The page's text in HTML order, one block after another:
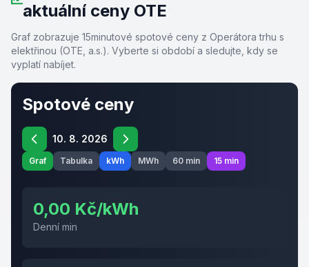
aktuální ceny OTE
Graf zobrazuje 15minutové spotové ceny z Operátora trhu s
elektřinou (OTE, a.s.). Vyberte si období a sledujte, kdy se
vyplatí nabíjet.
Spotové ceny
10. 8. 2026
Graf Tabulka kWh MWh 60 min 15 min
0,00 Kč/kWh
Denní min